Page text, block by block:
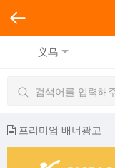
义乌
프리미엄 배너광고